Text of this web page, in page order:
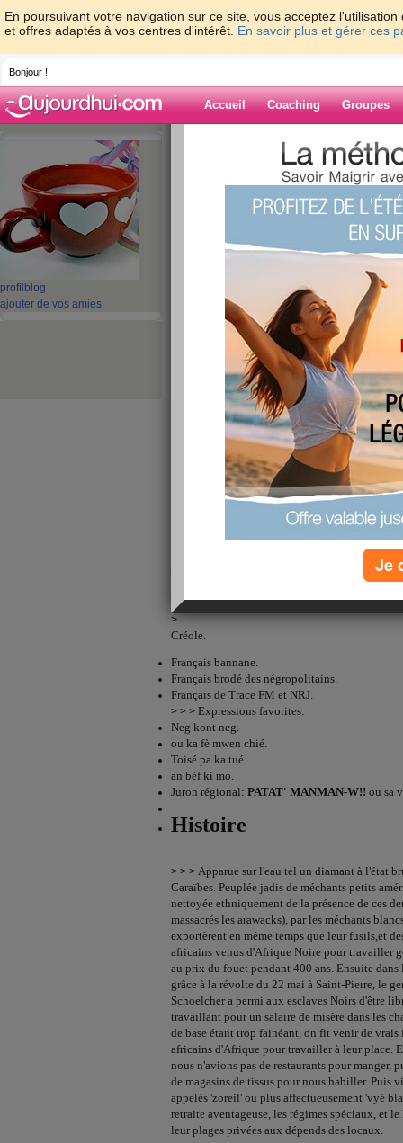
En poursuivant votre navigation sur ce site, vous acceptez
et offres adaptés à vos centres d'intérêt. En savoir plus et gérer ces
Bonjour !
Accueil Coaching Groupes
profil blog
ajouter de vos amies
>
> Article de
Martinique (HAHAHA!!)
Blog de gis-971
Article de la
la Martinique
publié le 19/05/2008 à 21:54
Martinique
Un article de la
Possession française depuis nan ni nan
Saint Pierre, la Martinique est souvent
Placée par hasard sur la route des Indes,
il l'a découverte, la nommée Martinique, en
archipel. A noter que, selon la légende, un
>> > >Langues
>
Créole.
Français bannane.
Français brodé des négropolitains.
Français de Trace FM et NRJ.
> > > Expressions favorites:
Neg kont neg.
ou ka fè mwen chié.
Toisé pa ka tué.
an bèf ki mo.
Juron régional: PATAT' MANMAN-W!! ou sa
Histoire
> > > Apparue sur l'eau tel un diamant à l'état
Caraïbes. Peuplée jadis de méchants petits
nettoyée ethniquement de la présence de ces
massacrés les arawacks), par les méchants
exportèrent en même temps que leur fusils,et
africains venus d'Afrique Noire pour travailler
au prix du fouet pendant 400 ans. Ensuite dans
grâce à la révolte du 22 mai à Saint-Pierre, le
Schoelcher a permi aux esclaves Noirs d'être
travaillant pour un salaire de misère dans les
de base étant trop fainéant, on fit venir de
africains d'Afrique pour travailler à leur place.
nous n'avions pas de restaurants pour manger,
de magasins de tissus pour nous habiller. Puis
appelés 'zoreil' ou plus affectueusement 'vyé
retraite aventageuse, les régimes spéciaux, et
leur plages privées aux dépends des locaux.
Je